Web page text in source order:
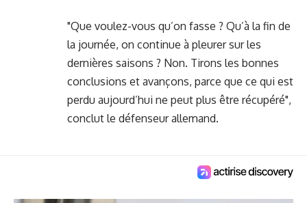
"Que voulez-vous qu’on fasse ? Qu’à la fin de
la journée, on continue à pleurer sur les
dernières saisons ? Non. Tirons les bonnes
conclusions et avançons, parce que ce qui est
perdu aujourd’hui ne peut plus être récupéré",
conclut le défenseur allemand.